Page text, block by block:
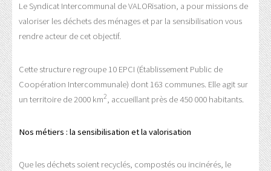
Le Syndicat Intercommunal de VALORisation, a pour missions de
valoriser les déchets des ménages et par la sensibilisation vous
rendre acteur de cet objectif.
Cette structure regroupe 10 EPCI (Établissement Public de
Coopération Intercommunale) dont 163 communes. Elle agit sur
un territoire de 2000 km2, accueillant près de 450 000 habitants.
Nos métiers : la sensibilisation et la valorisation
Que les déchets soient recyclés, compostés ou incinérés, le